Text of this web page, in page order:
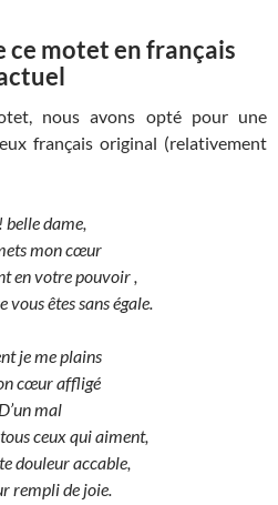
ce motet en français
nous avons opté pour une
français original (relativement
belle dame,
mon cœur
en votre pouvoir ,
vous êtes sans égale.
je me plains
cœur affligé
D’un mal
ceux qui aiment,
douleur accable,
rempli de joie.